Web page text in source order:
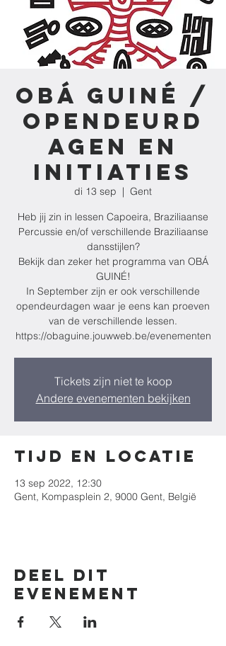
OBÁ GUINÉ /
Opendeurd
agen en
Initiaties
di 13 sep
  |
Gent
Heb jij zin in lessen Capoeira, Braziliaanse
Percussie en/of verschillende Braziliaanse
dansstijlen?
Bekijk dan zeker het programma van OBÁ
GUINÉ!
In September zijn er ook verschillende
opendeurdagen waar je eens kan proeven
van de verschillende lessen.
https://obaguine.jouwweb.be/evenementen
Tickets zijn niet te koop
Andere evenementen bekijken
Tijd en locatie
13 sep 2022, 12:30
Gent, Kompasplein 2, 9000 Gent, België
Deel dit
evenement